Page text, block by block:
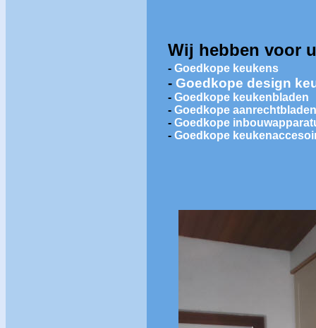
Wij hebben voor
- Goedkope keukens
- Goedkope design
- Goedkope keukenbladen
- Goedkope aanrechtbladen
- Goedkope
- Goedkope